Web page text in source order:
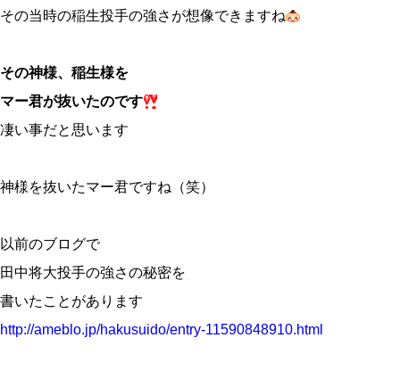
その当時の稲生投手の強さが想像できますね
その神様、稲生様を
マー君が抜いたのです
凄い事だと思います
神様を抜いたマー君ですね（笑）
以前のブログで
田中将大投手の強さの秘密を
書いたことがあります
http://ameblo.jp/hakusuido/entry-11590848910.html